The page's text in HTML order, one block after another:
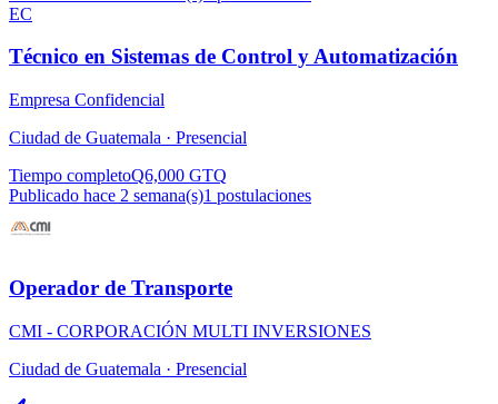
EC
Técnico en Sistemas de Control y Automatización
Empresa Confidencial
Ciudad de Guatemala · Presencial
Tiempo completoQ6,000 GTQ
Publicado hace 2 semana(s)1 postulaciones
Operador de Transporte
CMI - CORPORACIÓN MULTI INVERSIONES
Ciudad de Guatemala · Presencial